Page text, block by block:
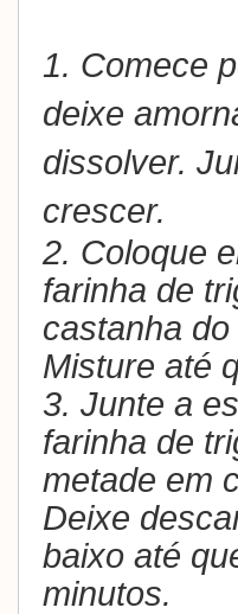
1. Comece
deixe
dissolver.
crescer.
2. Coloque
farinha de
castanha
Misture até
3. Junte a
farinha de
metade em
Deixe
baixo até
minutos.